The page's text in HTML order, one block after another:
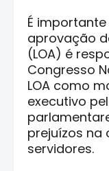
É
aprovação
(LOA) é
Congresso
LOA como
executivo
prejuízos na
servidores.